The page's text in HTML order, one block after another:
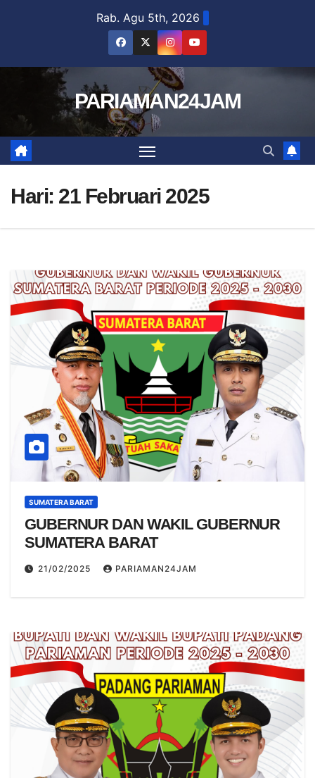
Rab. Agu 5th, 2026
PARIAMAN24JAM
Hari: 21 Februari 2025
SUMATERA BARAT
GUBERNUR DAN WAKIL GUBERNUR
SUMATERA BARAT
21/02/2025 PARIAMAN24JAM